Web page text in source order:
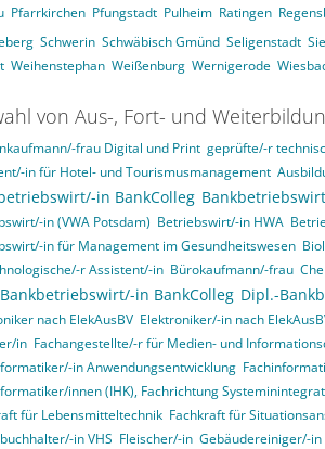
Pfarrkirchen Pfungstadt Pulheim Ratingen
Schwerin Schwäbisch Gmünd Seligenstadt
Weihenstephan Weißenburg Wernigerode
von Aus-, Fort- und
frau Digital und Print geprüfte/-r
in für Hotel- und Tourismusmanagement
in BankColleg
in (VWA Potsdam) Betriebswirt/-in HWA
in für Management im Gesundheitswesen
r Assistent/-in Bürokaufmann/-frau
in BankColleg Dipl.-
nach ElekAusBV Elektroniker/-in nach
in Fachangestellte/-r für Medien- und
in Anwendungsentwicklung
innen (IHK), Fachrichtung
für Lebensmitteltechnik Fachkraft für
in VHS Fleischer/-in Gebäudereiniger/-in